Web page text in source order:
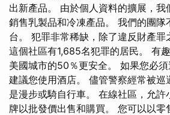
出新產品。 由於個人資料的擴展，我
銷售乳製品和冷凍產品。 我們的團隊
台。 犯罪非常稀缺，除了違反財產罪
這個社區有1,685名犯罪的居民。 有
美國城市的50％更安全。 如果您必須
建議您使用酒店。 儘管警察經常被巡
是漫步或騎自行車。 在線社區，允許
牌以批發價出售和購買。 您可以以零